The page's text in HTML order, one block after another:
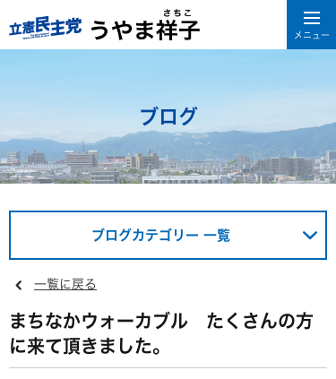
ブログ
ブログカテゴリー 一覧
一覧に戻る
まちなかウォーカブル たくさんの方
に来て頂きました。